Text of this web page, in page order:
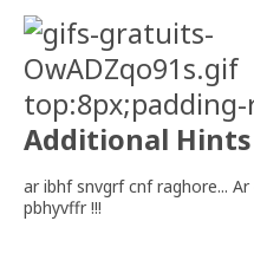
Additional Hints
ar ibhf snvgrf cnf raghore... Ar
pbhyvffr !!!